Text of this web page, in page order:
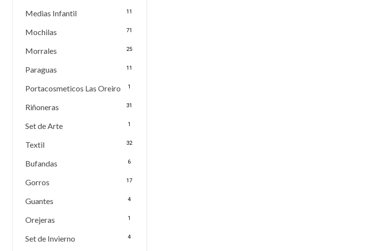
Medias Infantil 11
Mochilas 71
Morrales 25
Paraguas 11
Portacosmeticos Las Oreiro 1
Riñoneras 31
Set de Arte 1
Textil 32
Bufandas 6
Gorros 17
Guantes 4
Orejeras 1
Set de Invierno 4